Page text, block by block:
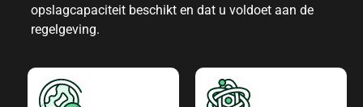
opslagcapaciteit beschikt en dat u voldoet aan de
regelgeving.